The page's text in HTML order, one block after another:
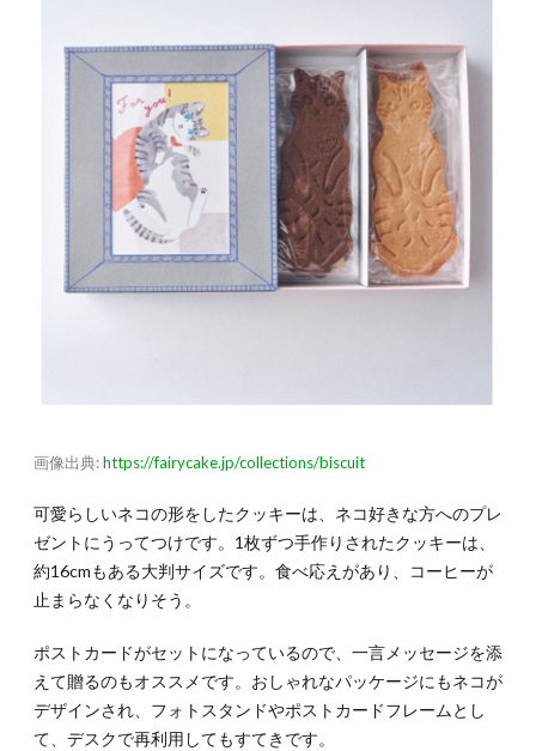
産4
つ
2.1.
2-1.さ
っぱり
味の葛
切り
「片輪
車蒔絵
螺鈿手
箱 葛
2-2.見
べても
楽しめ
る羊羹
「羊羹
ファン
タジ
（賞味
期限
日）
画像出典:https://fairycake.jp/collections/biscuit
可愛らしいネコの形をしたクッキーは、ネコ好きな方へのプレ
ゼントにうってつけです。1枚ずつ手作りされたクッキーは、
約16cmもある大判サイズです。食べ応えがあり、コーヒーが
止まらなくなりそう。
ポストカードがセットになっているので、一言メッセージを添
えて贈るのもオススメです。おしゃれなパッケージにもネコが
デザインされ、フォトスタンドやポストカードフレームとし
て、デスクで再利用してもすてきです。